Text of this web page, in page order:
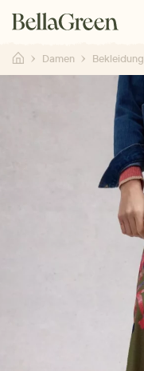
Damen Bekleidung